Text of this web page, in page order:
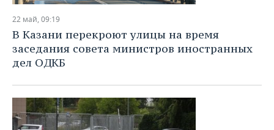
22 май, 09:19
В Казани перекроют улицы на время
заседания совета министров иностранных
дел ОДКБ